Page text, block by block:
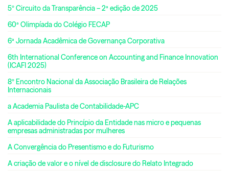
5º Circuito da Transparência – 2ª edição de 2025
60ª Olimpíada do Colégio FECAP
6ª Jornada Acadêmica de Governança Corporativa
6th International Conference on Accounting and Finance Innovation
(ICAFI 2025)
8º Encontro Nacional da Associação Brasileira de Relações
Internacionais
a Academia Paulista de Contabilidade-APC
A aplicabilidade do Princípio da Entidade nas micro e pequenas
empresas administradas por mulheres
A Convergência do Presentismo e do Futurismo
A criação de valor e o nível de disclosure do Relato Integrado